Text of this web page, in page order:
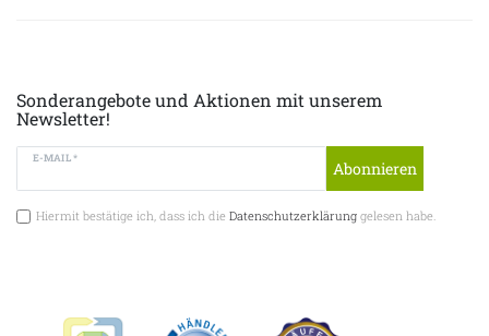
Sonderangebote und Aktionen mit unserem
Newsletter!
E-MAIL *
Abonnieren
Hiermit bestätige ich, dass ich die Datenschutzerklärunggelesen habe.